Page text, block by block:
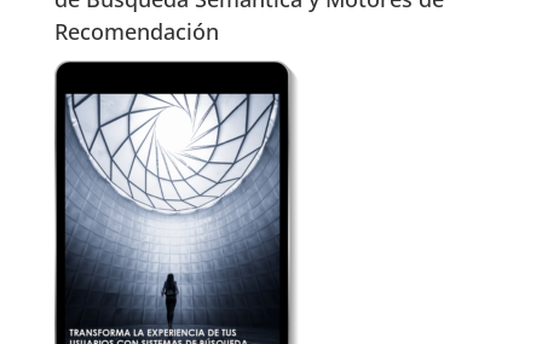
Recomendación